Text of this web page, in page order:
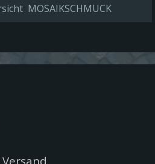
MOSAIKSCHMUCK